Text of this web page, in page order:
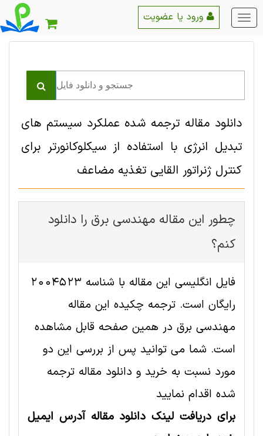
منو
اصلی
دانلود مقاله ترجمه شده عملکرد سیستم های
تبدیل انرژی با استفاده از سیکلوکانورتر برای
کنترل ژنراتور القایی تغذیه مضاعف
چطور این مقاله مهندسی برق را دانلود
کنم؟
فایل انگلیسی این مقاله با شناسه 2004523
رایگان است. ترجمه چکیده این مقاله
مهندسی برق در همین صفحه قابل مشاهده
است. شما می توانید پس از بررسی این دو
مورد نسبت به خرید و دانلود مقاله ترجمه
شده اقدام نمایید
برای دریافت لینک دانلود مقاله آدرس ایمیل